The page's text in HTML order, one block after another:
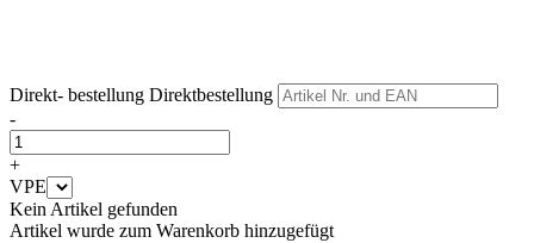
Direkt- bestellung Direktbestellung
-
+
VPE
Kein Artikel gefunden
Artikel wurde zum Warenkorb hinzugefügt